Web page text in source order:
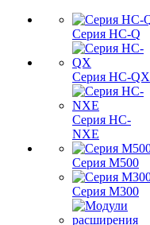
Серия HC-Q
Серия HC-QX
Серия HC-
NXE
Серия M500
Серия M300